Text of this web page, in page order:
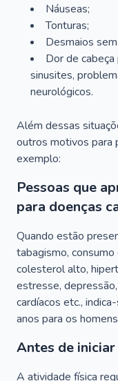
Náuseas;
Tonturas;
Desmaios
Dor de
sinusites,
neurológicos.
Além dessas
outros motivos para
exemplo:
Pessoas que
para doenças
Quando estão
tabagismo,
colesterol alto,
estresse,
cardíacos etc.,
anos para os
Antes de
A atividade física